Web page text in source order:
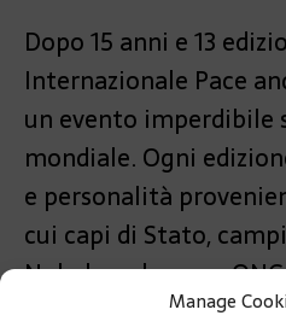
Manage
Dopo 15 anni e 13
Internazionale Pace
un evento imperdibile
mondiale. Ogni
e personalità
cui capi di Stato,
Nobel per la pace,
sportivi e agenzie